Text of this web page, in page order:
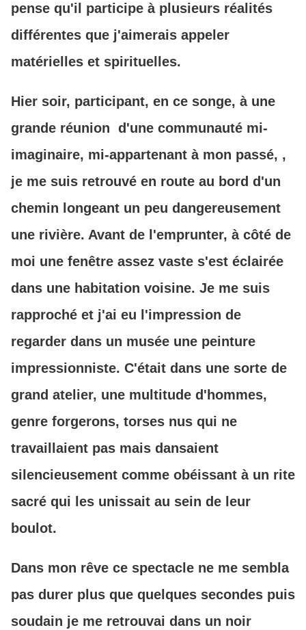
pense qu'il participe à plusieurs réalités
différentes que j'aimerais appeler
matérielles et spirituelles.
Hier soir, participant, en ce songe, à une
grande réunion d'une communauté mi-
imaginaire, mi-appartenant à mon passé, ,
je me suis retrouvé en route au bord d'un
chemin longeant un peu dangereusement
une rivière. Avant de l'emprunter, à côté de
moi une fenêtre assez vaste s'est éclairée
dans une habitation voisine. Je me suis
rapproché et j'ai eu l'impression de
regarder dans un musée une peinture
impressionniste. C'était dans une sorte de
grand atelier, une multitude d'hommes,
genre forgerons, torses nus qui ne
travaillaient pas mais dansaient
silencieusement comme obéissant à un rite
sacré qui les unissait au sein de leur
boulot.
Dans mon rêve ce spectacle ne me sembla
pas durer plus que quelques secondes puis
soudain je me retrouvai dans un noir